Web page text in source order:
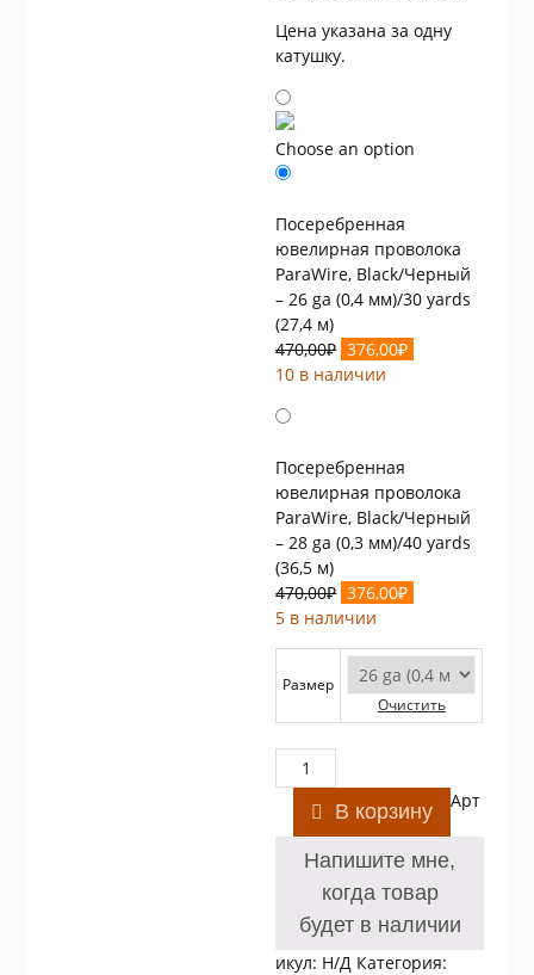
Цена указана за одну
катушку.
Choose an option
Посеребренная
ювелирная проволока
ParaWire, Black/Черный
– 26 ga (0,4 мм)/30 yards
(27,4 м)
470,00₽ Первоначальная
цена
376,00₽
10 в наличии
Посеребренная
ювелирная проволока
ParaWire, Black/Черный
– 28 ga (0,3 мм)/40 yards
(36,5 м)
470,00₽ Первоначальная
цена
470,00₽.
376,00₽
5 в наличии
Размер
Очистить
Количество
товара
Посеребренная
ювелирная
проволока
ParaWire,
Черный
В корзину
Напишите мне,
когда товар
будет в наличии
Арт
икул: Н/Д Категория: